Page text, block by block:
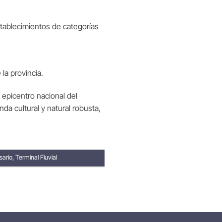
de categorías
provincia.
nacional del
cultural y natural robusta,
, Terminal Fluvial